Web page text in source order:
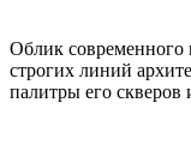
Облик современного
строгих линий
палитры его скверов